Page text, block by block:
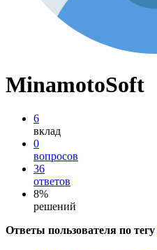
MinamotoSoft
6
вклад
0
вопросов
36
ответов
8%
решений
Ответы пользователя по тегу